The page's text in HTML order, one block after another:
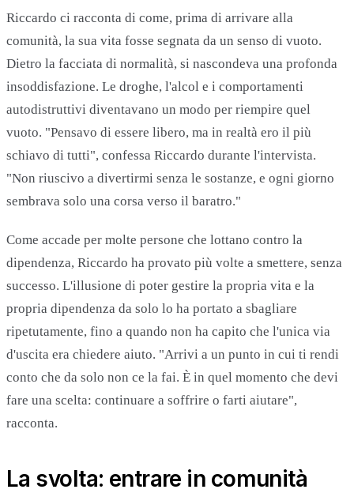
Riccardo ci racconta di come, prima di arrivare alla
comunità, la sua vita fosse segnata da un senso di vuoto.
Dietro la facciata di normalità, si nascondeva una profonda
insoddisfazione. Le droghe, l'alcol e i comportamenti
autodistruttivi diventavano un modo per riempire quel
vuoto. "Pensavo di essere libero, ma in realtà ero il più
schiavo di tutti", confessa Riccardo durante l'intervista.
"Non riuscivo a divertirmi senza le sostanze, e ogni giorno
sembrava solo una corsa verso il baratro."
Come accade per molte persone che lottano contro la
dipendenza, Riccardo ha provato più volte a smettere, senza
successo. L'illusione di poter gestire la propria vita e la
propria dipendenza da solo lo ha portato a sbagliare
ripetutamente, fino a quando non ha capito che l'unica via
d'uscita era chiedere aiuto. "Arrivi a un punto in cui ti rendi
conto che da solo non ce la fai. È in quel momento che devi
fare una scelta: continuare a soffrire o farti aiutare",
racconta.
La svolta: entrare in comunità